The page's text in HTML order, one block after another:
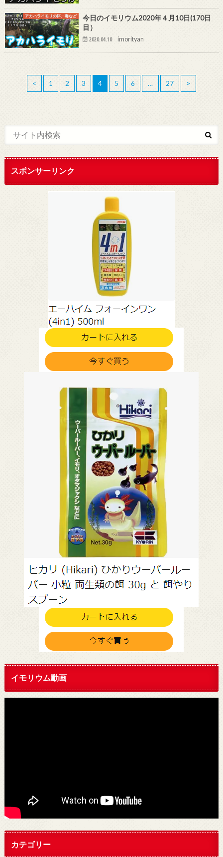
アカハライモリの餌、毒など
今日のイモリウム2020年４月10日(170日
目）
2020.04.10 imorityan
< 1 2 3 4 5 6 … 27 >
スポンサーリンク
イモリウム動画
カテゴリー